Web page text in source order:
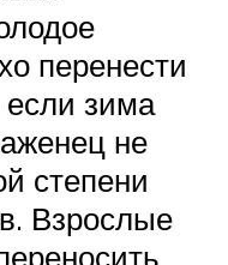
перенести
если зима
не
степени
Взрослые